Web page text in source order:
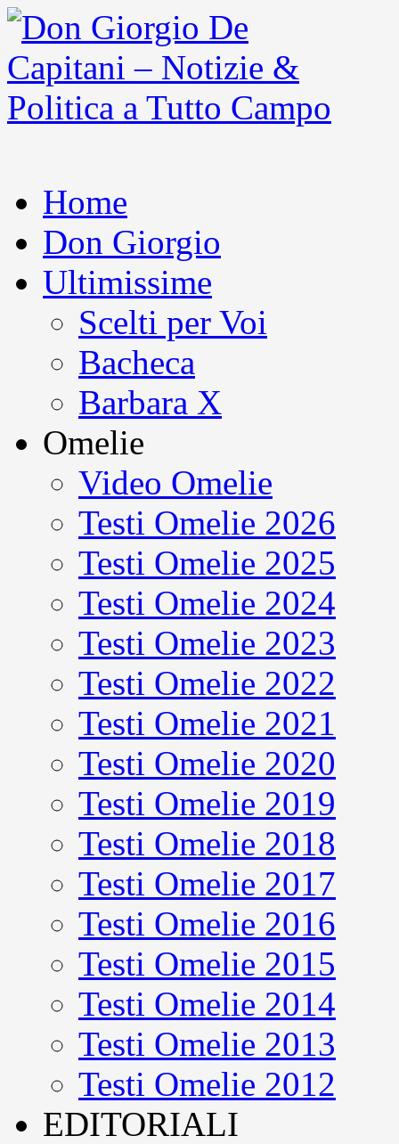
Home
Don Giorgio
Ultimissime
Scelti per Voi
Bacheca
Barbara X
Omelie
Video Omelie
Testi Omelie 2026
Testi Omelie 2025
Testi Omelie 2024
Testi Omelie 2023
Testi Omelie 2022
Testi Omelie 2021
Testi Omelie 2020
Testi Omelie 2019
Testi Omelie 2018
Testi Omelie 2017
Testi Omelie 2016
Testi Omelie 2015
Testi Omelie 2014
Testi Omelie 2013
Testi Omelie 2012
EDITORIALI